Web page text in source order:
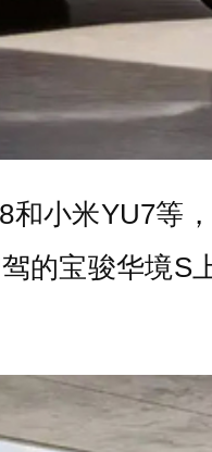
和小米YU7等
的宝骏华境S